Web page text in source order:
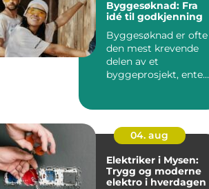
Byggesøknad: Fra
idé til godkjenning
Byggesøknad er ofte
den mest krevende
delen av et
byggeprosjekt, enten
04. aug
Elektriker i Mysen:
Trygg og moderne
elektro i hverdagen